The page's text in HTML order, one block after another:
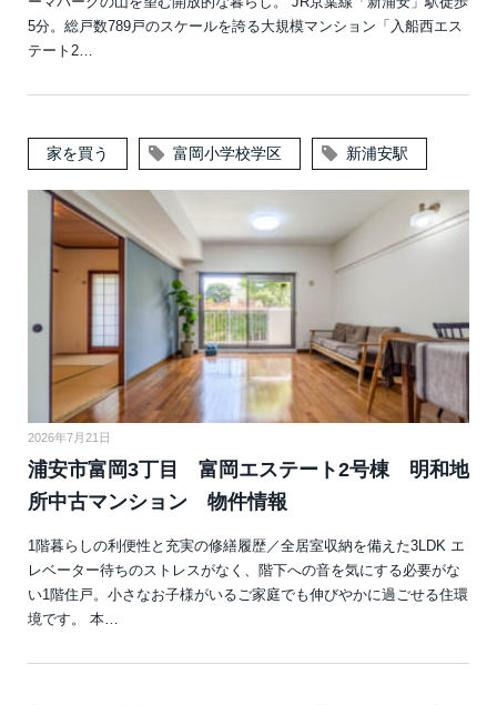
5分。総戸数789戸のスケールを誇る大規模マンション「入船西エス
テート2…
家を買う 富岡小学校学区 新浦安駅
2026年7月21日
浦安市富岡3丁目 富岡エステート2号棟 明和地
所中古マンション 物件情報
1階暮らしの利便性と充実の修繕履歴／全居室収納を備えた3LDK エ
レベーター待ちのストレスがなく、階下への音を気にする必要がな
い1階住戸。小さなお子様がいるご家庭でも伸びやかに過ごせる住環
境です。 本…